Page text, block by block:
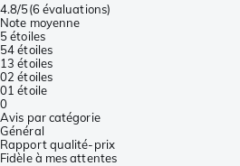
4.8/5(6 évaluations)
Note moyenne
5 étoiles
54 étoiles
13 étoiles
02 étoiles
01 étoile
0
Avis par catégorie
Général
Rapport qualité-prix
Fidèle à mes attentes